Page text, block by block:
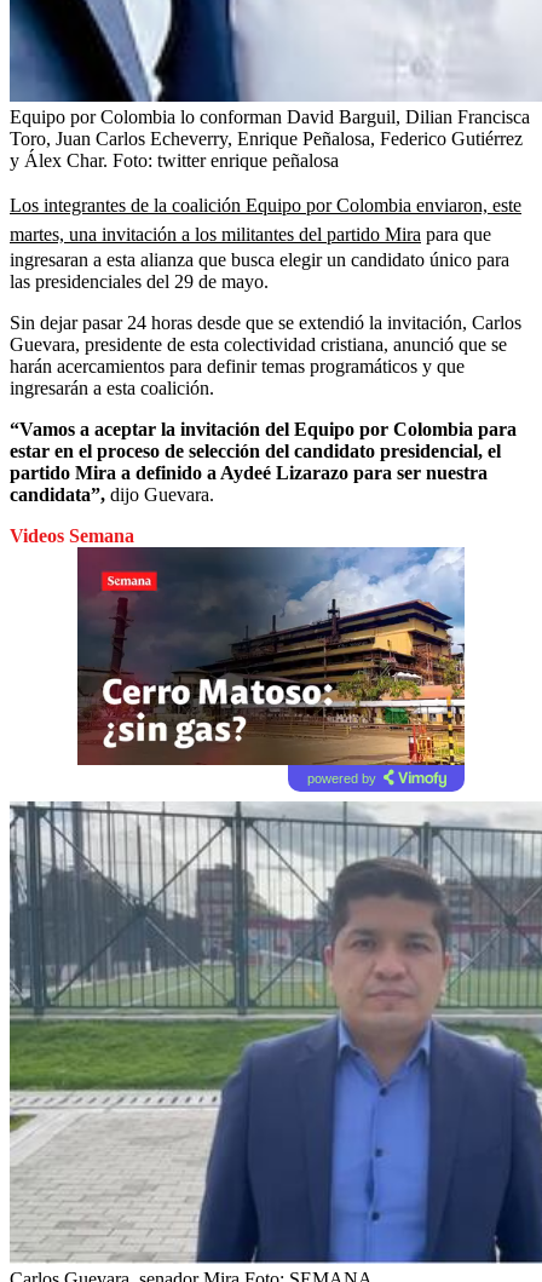
Equipo por Colombia lo conforman David Barguil, Dilian Francisca
Toro, Juan Carlos Echeverry, Enrique Peñalosa, Federico Gutiérrez
y Álex Char. Foto: twitter enrique peñalosa
Los integrantes de la coalición Equipo por Colombia enviaron, este
martes, una invitación a los militantes del partido Mira para que
ingresaran a esta alianza que busca elegir un candidato único para
las presidenciales del 29 de mayo.
Sin dejar pasar 24 horas desde que se extendió la invitación, Carlos
Guevara, presidente de esta colectividad cristiana, anunció que se
harán acercamientos para definir temas programáticos y que
ingresarán a esta coalición.
“Vamos a aceptar la invitación del Equipo por Colombia para
estar en el proceso de selección del candidato presidencial, el
partido Mira a definido a Aydeé Lizarazo para ser nuestra
candidata”, dijo Guevara.
Videos Semana
powered by